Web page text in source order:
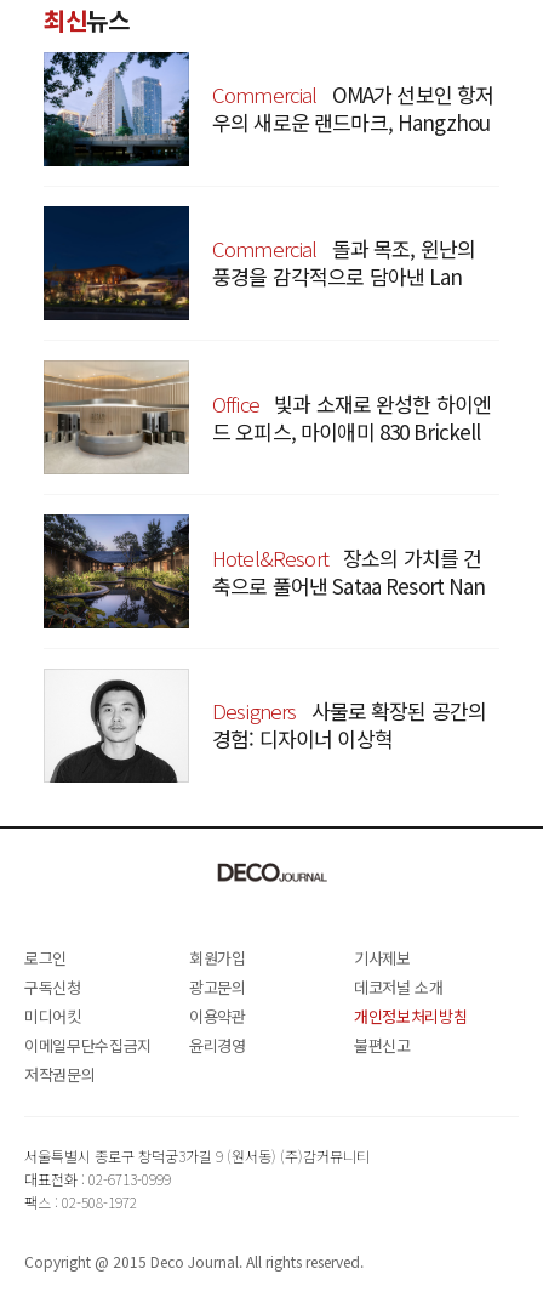
최신뉴스
Commercial OMA가 선보인 항저
우의 새로운 랜드마크, Hangzhou
Commercial 돌과 목조, 윈난의
풍경을 감각적으로 담아낸 Lan
Office 빛과 소재로 완성한 하이엔
드 오피스, 마이애미 830 Brickell
Hotel&Resort 장소의 가치를 건
축으로 풀어낸 Sataa Resort Nan
Designers 사물로 확장된 공간의
경험: 디자이너 이상혁
로그인 회원가입
기사제보
구독신청
광고문의
데코저널 소개
미디어킷
이용약관
개인정보처리방침
이메일무단수집금지
윤리경영
불편신고
저작권문의
서울특별시 종로구 창덕궁3가길 9 (원서동) (주)감커뮤니티
대표전화 : 02-6713-0999
팩스 : 02-508-1972
Copyright @ 2015 Deco Journal. All rights reserved.